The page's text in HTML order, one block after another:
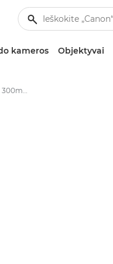
kameros Objektyvai
Objektyvas „Canon EF 300mm f/2.8L IS II USM“